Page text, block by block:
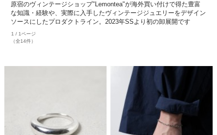
原宿のヴィンテージショップ"Lemontea"が海外買い付けで得た豊富
な知識・経験や、実際に入手したヴィンテージジュエリーをデザイン
ソースにしたプロダクトライン。2023年SSより初の卸展開です
1 / 1ページ
（全14件）